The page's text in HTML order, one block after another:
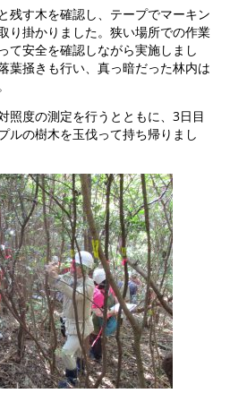
残す木を確認し、テープでマーキン
り掛かりました。狭い場所での作業
て安全を確認しながら実施しまし
葉掻きも行い、真っ暗だった林内は
照度の測定を行うとともに、3日目
ルの樹木を玉伐って持ち帰りまし